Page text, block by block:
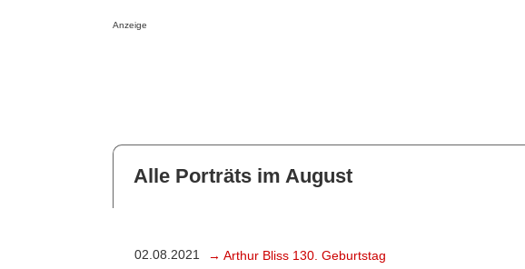
Anzeige
Alle Porträts im August
02.08.2021
→ Arthur Bliss 130. Geburtstag